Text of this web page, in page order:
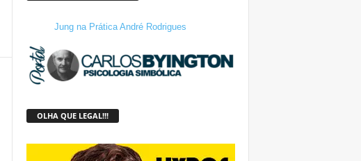
Jung na Prática André Rodrigues
OLHA QUE LEGAL!!!